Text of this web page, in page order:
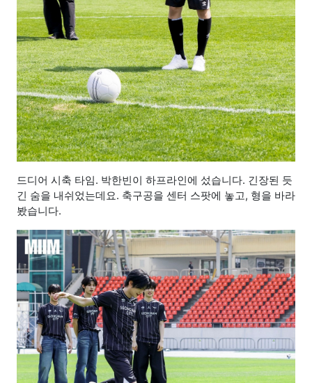
드디어 시축 타임. 박한빈이 하프라인에 섰습니다. 긴장된 듯
긴 숨을 내쉬었는데요. 축구공을 센터 스팟에 놓고, 형을 바라
봤습니다.